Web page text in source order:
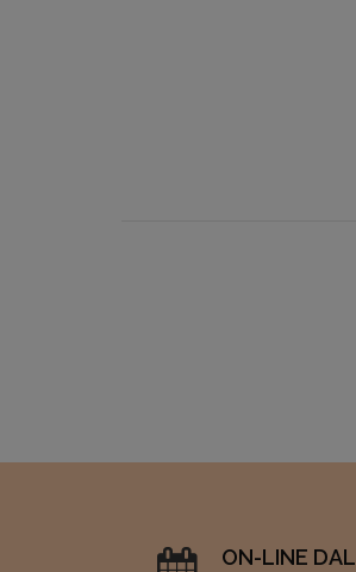
ON-LINE DAL